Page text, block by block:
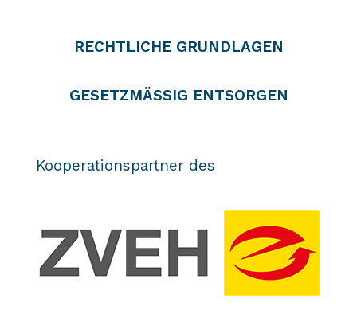
RECHTLICHE GRUNDLAGEN
GESETZMÄSSIG ENTSORGEN
Kooperationspartner des